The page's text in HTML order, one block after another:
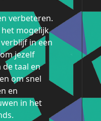
verbeteren.
mogelijk
in een
jezelf
taal en
om snel
en
in het